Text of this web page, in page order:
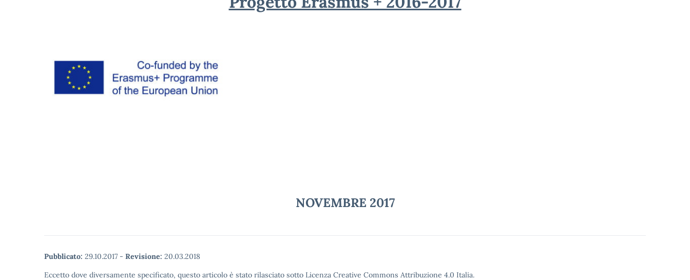
NOVEMBRE 2017
Pubblicato: 29.10.2017 - Revisione: 20.03.2018
Eccetto dove diversamente specificato, questo articolo è stato rilasciato sotto Licenza Creative Commons Attribuzione 4.0 Italia.